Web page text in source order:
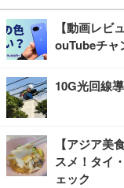
【動画レビ
ouTubeチャ
10G光回線
【アジア美
スメ！タイ
ェック